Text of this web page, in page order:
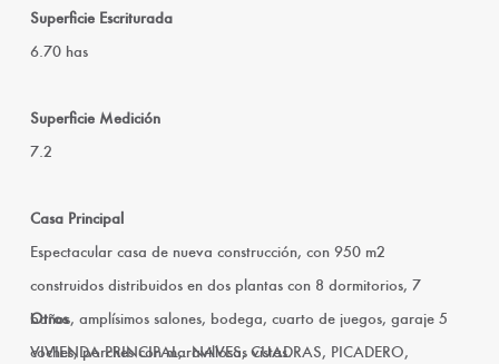
Superficie Escriturada
6.70 has
Superficie Medición
7.2
Casa Principal
Espectacular casa de nueva construcción, con 950 m2
construidos distribuidos en dos plantas con 8 dormitorios, 7
baños, amplísimos salones, bodega, cuarto de juegos, garaje 5
coches, porches con maravillosas vistas.
Otros
VIVIENDA PRINCIPAL,. NAVES, CUADRAS, PICADERO,